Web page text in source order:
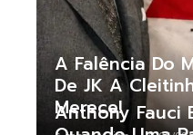
A Falência Do
De JK A
Merece!
Anthony Fauci